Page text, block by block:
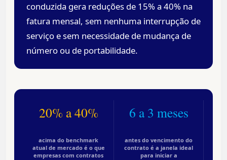
conduzida gera reduções de 15% a 40% na
fatura mensal, sem nenhuma interrupção de
serviço e sem necessidade de mudança de
número ou de portabilidade.
20% a 40%
acima do benchmark
atual de mercado é o que
empresas com contratos
6 a 3 meses
antes do vencimento do
contrato é a janela ideal
para iniciar a